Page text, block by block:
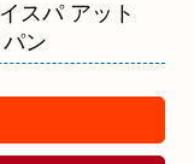
スパ アット
ン